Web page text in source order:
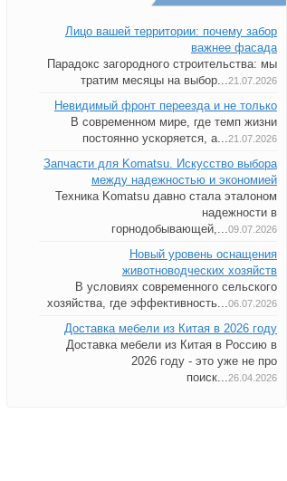
Лицо вашей территории: почему забор
важнее фасада
Парадокс загородного строительства: мы
тратим месяцы на выбор...21.07.2026
Невидимый фронт переезда и не только
В современном мире, где темп жизни
постоянно ускоряется, а...21.07.2026
Запчасти для Komatsu. Искусство выбора
между надежностью и экономией
Техника Komatsu давно стала эталоном
надежности в
горнодобывающей,...09.07.2026
Новый уровень оснащения
животноводческих хозяйств
В условиях современного сельского
хозяйства, где эффективность...06.07.2026
Доставка мебели из Китая в 2026 году
Доставка мебели из Китая в Россию в
2026 году - это уже не про
поиск...26.04.2026